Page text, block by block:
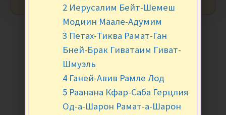
2 Иерусалим Бейт-Шемеш
Модиин Маале-Адумим
3 Петах-Тиква Рамат-Ган
Бней-Брак Гиватаим Гиват-
Шмуэль
4 Ганей-Авив Рамле Лод
5 Раанана Кфар-Саба Герцлия
Од-а-Шарон Рамат-а-Шарон